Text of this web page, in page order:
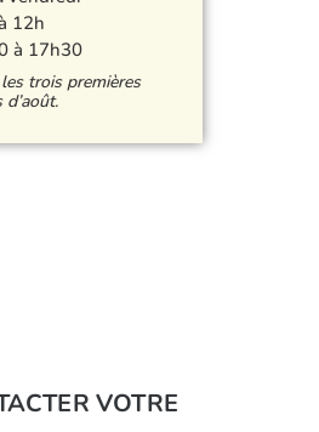
12h
à 17h30
trois premières
d’août.
VOTRE